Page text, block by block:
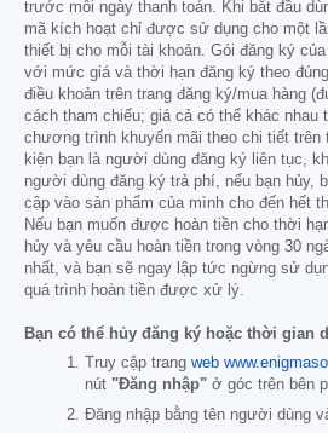
trước mỗi ngày thanh toán. Khi bắt đầu
mã kích hoạt chỉ được sử dụng cho một
thiết bị cho mỗi tài khoản. Gói đăng ký
với mức giá và thời hạn đăng ký theo
điều khoản trên trang đăng ký/mua hàng
cách tham chiếu; giá cả có thể khác nhau
chương trình khuyến mãi theo chi tiết trên
kiện bạn là người dùng đăng ký liên tục,
người dùng đăng ký trả phí, nếu bạn hủy,
cập vào sản phẩm của mình cho đến hết
Nếu bạn muốn được hoàn tiền cho thời
hủy và yêu cầu hoàn tiền trong vòng 30
nhất, và bạn sẽ ngay lập tức ngừng sử
quá trình hoàn tiền được xử lý.
Bạn có thể hủy đăng ký hoặc thời gian
Truy cập trang web
nút "Đăng nhập" ở góc trên bên
Đăng nhập bằng tên người dùng